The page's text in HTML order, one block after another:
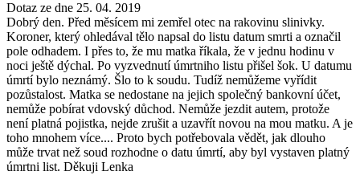
Dotaz ze dne 25. 04. 2019
Dobrý den. Před měsícem mi zemřel otec na rakovinu slinivky.
Koroner, který ohledával tělo napsal do listu datum smrti a označil
pole odhadem. I přes to, že mu matka říkala, že v jednu hodinu v
noci ještě dýchal. Po vyzvednutí úmrtniho listu přišel šok. U datumu
úmrtí bylo neznámý. Šlo to k soudu. Tudíž nemůžeme vyřídit
pozůstalost. Matka se nedostane na jejich společný bankovní účet,
nemůže pobírat vdovský důchod. Nemůže jezdit autem, protože
není platná pojistka, nejde zrušit a uzavřít novou na mou matku. A je
toho mnohem více.... Proto bych potřebovala vědět, jak dlouho
může trvat než soud rozhodne o datu úmrtí, aby byl vystaven platný
úmrtni list. Děkuji Lenka